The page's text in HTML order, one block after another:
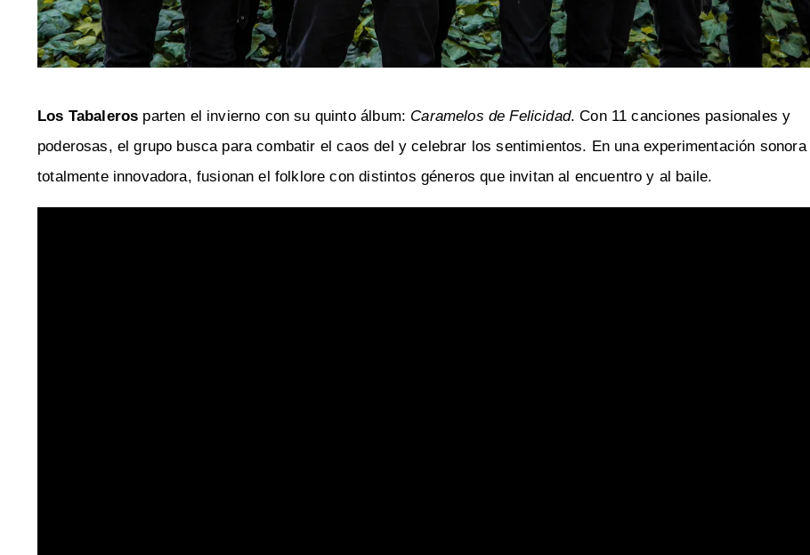
Los Tabaleros parten el invierno con su quinto álbum: Caramelos de Felicidad. Con 11 canciones pasionales y
poderosas, el grupo busca para combatir el caos del y celebrar los sentimientos. En una experimentación sonora
totalmente innovadora, fusionan el folklore con distintos géneros que invitan al encuentro y al baile.